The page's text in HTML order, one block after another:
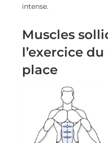
intense.
Muscles
l’exercice
place